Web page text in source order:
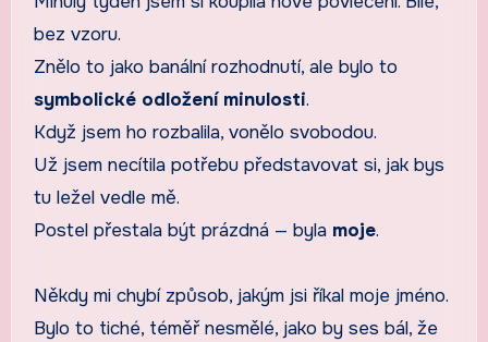
bez vzoru.
Znělo to jako banální rozhodnutí, ale bylo to
symbolické odložení minulosti.
Když jsem ho rozbalila, vonělo svobodou.
Už jsem necítila potřebu představovat si, jak bys
tu ležel vedle mě.
Postel přestala být prázdná — byla moje.
Někdy mi chybí způsob, jakým jsi říkal moje jméno.
Bylo to tiché, téměř nesmělé, jako by ses bál, že